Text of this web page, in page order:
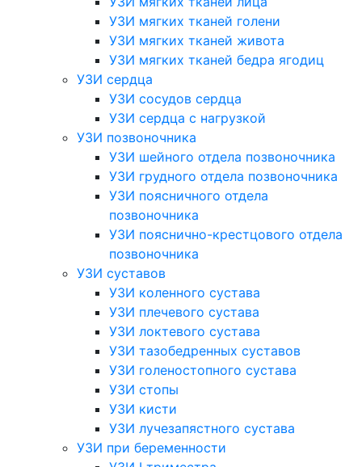
УЗИ мягких тканей голени
УЗИ мягких тканей живота
УЗИ мягких тканей бедра ягодиц
УЗИ сердца
УЗИ сосудов сердца
УЗИ сердца с нагрузкой
УЗИ позвоночника
УЗИ шейного отдела позвоночника
УЗИ грудного отдела позвоночника
УЗИ поясничного отдела
позвоночника
УЗИ пояснично-крестцового отдела
позвоночника
УЗИ суставов
УЗИ коленного сустава
УЗИ плечевого сустава
УЗИ локтевого сустава
УЗИ тазобедренных суставов
УЗИ голеностопного сустава
УЗИ стопы
УЗИ кисти
УЗИ лучезапястного сустава
УЗИ при беременности